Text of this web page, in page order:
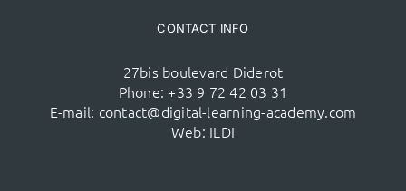
CONTACT INFO
27bis boulevard Diderot
Phone: +33 9 72 42 03 31
E-mail: contact@digital-learning-academy.com
Web: ILDI